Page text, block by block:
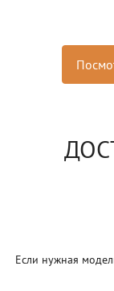
Если нужная